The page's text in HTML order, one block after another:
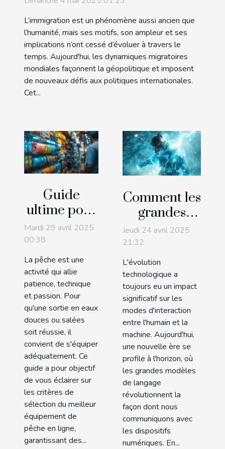
internationales
L’immigration est un phénomène aussi ancien que
l’humanité, mais ses motifs, son ampleur et ses
implications n’ont cessé d’évoluer à travers le
temps. Aujourd'hui, les dynamiques migratoires
mondiales façonnent la géopolitique et imposent
de nouveaux défis aux politiques internationales.
Cet...
Guide
ultime pour
choisir le
meilleur
équipement
de pêche en
ligne
Mardi 29 avril 2025
00:38
La pêche est une
activité qui allie
patience, technique
et passion. Pour
qu'une sortie en eaux
douces ou salées
soit réussie, il
convient de s'équiper
adéquatement. Ce
guide a pour objectif
de vous éclairer sur
les critères de
sélection du meilleur
équipement de
pêche en ligne,
garantissant des...
Comment les
grandes
modèles de
langage
transforment
l'interaction
utilisateur
Jeudi 24 avril 2025
21:32
L'évolution
technologique a
toujours eu un impact
significatif sur les
modes d'interaction
entre l'humain et la
machine. Aujourd'hui,
une nouvelle ère se
profile à l'horizon, où
les grandes modèles
de langage
révolutionnent la
façon dont nous
communiquons avec
les dispositifs
numériques. En...